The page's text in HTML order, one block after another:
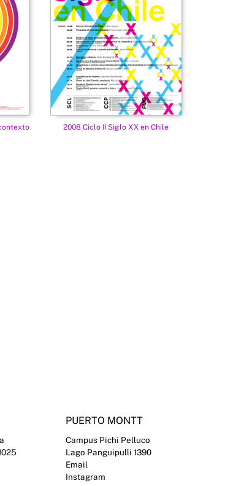
2008 Ciclo II Siglo XX en Chile
PUERTO MONTT
Campus Pichi Pelluco
Lago Panguipulli 1390
Email
Instagram